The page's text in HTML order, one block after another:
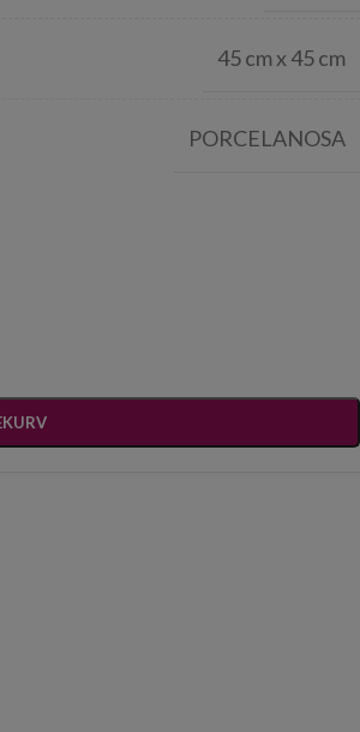
45 cm x 45 cm
PORCELANOSA